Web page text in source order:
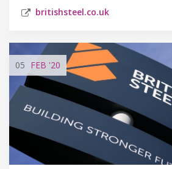
britishsteel.co.uk
05 FEB '20